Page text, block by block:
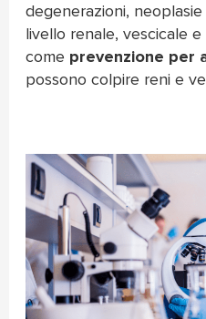
degenerazioni,
livello renale, vescicale
come prevenzione per
possono colpire reni e